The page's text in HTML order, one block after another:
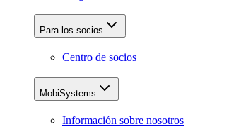
Para los socios
Centro de socios
MobiSystems
Información sobre nosotros